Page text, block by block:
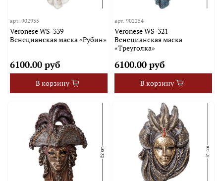
арт.902935
Veronese WS-339
Венецианская маска «Рубин»
6100.00 руб
В корзину
арт. 902254
Veronese WS-321
Венецианская маска
«Треуголка»
6100.00 руб
В корзину